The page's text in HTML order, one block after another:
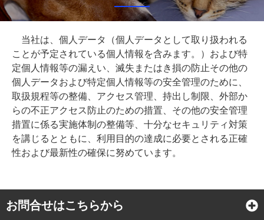
当社は、個人データ（個人データとして取り扱われる
ことが予定されている個人情報を含みます。）および特
定個人情報等の漏えい、滅失またはき損の防止その他の
個人データおよび特定個人情報等の安全管理のために、
取扱規程等の整備、アクセス管理、持出し制限、外部か
らの不正アクセス防止のための措置、その他の安全管理
措置に係る実施体制の整備等、十分なセキュリティ対策
を講じるとともに、利用目的の達成に必要とされる正確
性および最新性の確保に努めています。
お問合せはこちらから